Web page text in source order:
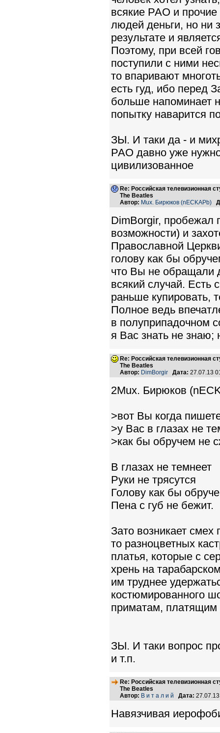
всякие РАО и прочие
людей деньги, но ни
результате и
Поэтому, при всей
поступили с ними
то впаривают
есть гуд, ибо перед
больше напоминает
попытку наварится
ЗЫ. И таки да - и
РАО давно уже нужно
цивилизованное
Re: Российская телевизионная
The Beatles
Автор: Mux. Бирюков (nECKAPb)
DimBorgir, пробежал
возможности) и
Православной
голову как бы
что Вы не обращали
всякий случай. Есть
раньше купировать,
Полное ведь
в полуприпадочном
я Вас знать не знаю;
Re: Российская телевизионная
The Beatles
Автор: DimBorgir Дата: 27.07.13
2Mux. Бирюков
>вот Вы когда
>у Вас в глазах не
>как бы обручем не
В глазах не темнеет
Руки не трясутся
Голову как бы
Пена с губ не бежит.
Зато возникает
то разноцветных
платья, которые с
хрень на
им труднее
костюмированного
приматам, платящим
ЗЫ. И таки вопрос
и т.п.
Re: Российская телевизионная
The Beatles
Автор: В и т а л и й Дата:
Навязчивая